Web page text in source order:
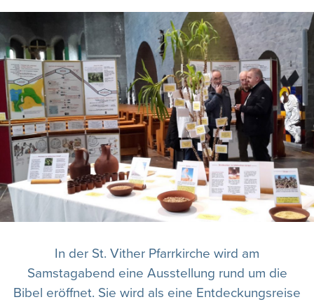
In der St. Vither Pfarrkirche wird am
Samstagabend eine Ausstellung rund um die
Bibel eröffnet. Sie wird als eine Entdeckungsreise